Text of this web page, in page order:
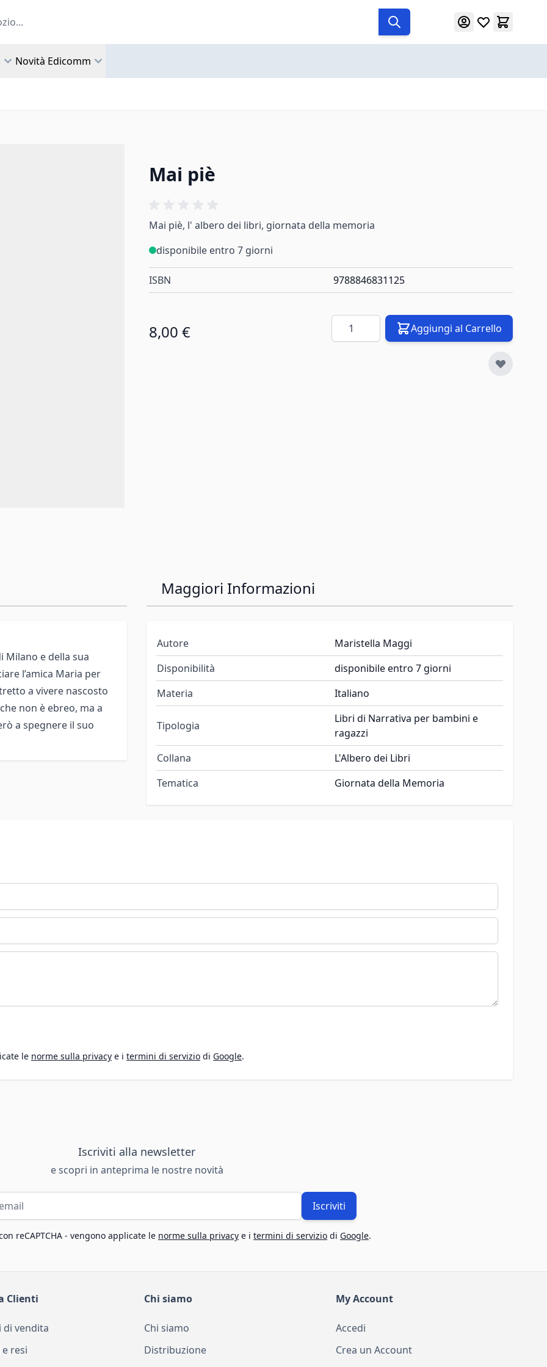
Novità Edicomm
Mai piè
Mai piè, l' albero dei libri, giornata della memoria
disponibile entro 7 giorni
ISBN 9788846831125
8,00 € Quantità Aggiungi al Carrello
Milano e della sua
l’amica Maria per
a vivere nascosto
non è ebreo, ma a
a spegnere il suo
Maggiori Informazioni
Autore
Maristella Maggi
Disponibilità
disponibile entro 7 giorni
Materia
Italiano
Tipologia
Libri di Narrativa per bambini e
ragazzi
Collana
L'Albero dei Libri
Tematica
Giornata della Memoria
le norme sulla privacy e i termini di servizio di Google.
Iscriviti alla newsletter
e scopri in anteprima le nostre novità
Iscriviti
reCAPTCHA - vengono applicate le norme sulla privacy e i termini di servizio di Google.
Clienti
di vendita
resi
Chi siamo
Chi siamo
Distribuzione
My Account
Accedi
Crea un Account